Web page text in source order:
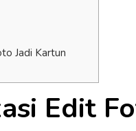
Jadi Kartun
Edit